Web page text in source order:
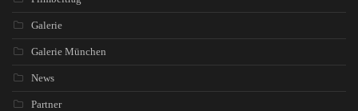
Galerie
Galerie München
News
Partner